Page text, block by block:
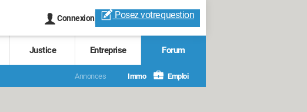
Connexion Posez votrequestion
Justice Entreprise Forum
Annonces Immo Emploi